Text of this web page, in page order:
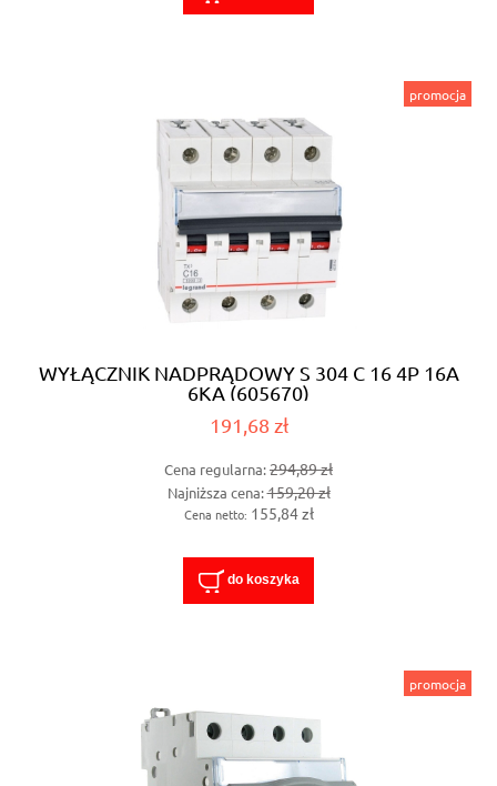
WYŁĄCZNIK NADPRĄDOWY S 304 C 16 4P 16A
6KA (605670)
191,68 zł
Cena regularna:294,89 zł
Najniższa cena:159,20 zł
Cena netto: 155,84 zł
do koszyka
promocja
promocja